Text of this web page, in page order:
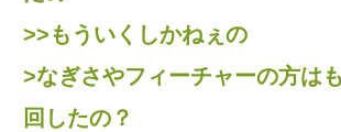
>>もういくしかねぇの
>なぎさやフィーチャーの方は
回したの？